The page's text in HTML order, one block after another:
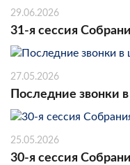
29.06.2026
31-я сессия
27.05.2026
Последние звонки
25.05.2026
30-я сессия